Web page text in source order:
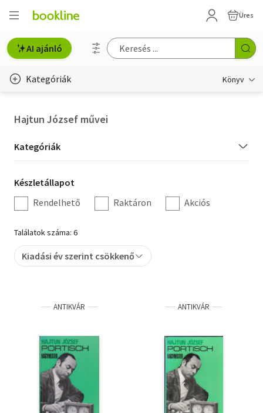
Üres
AI ajánló
Kategóriák Könyv
Hobbi, szabadidő
Irodalom
Művészet
Szakkönyv
Tankönyv, segédkönyv
Társadalomtudomány
Természettudomány
Történelem
Hajtun József művei
Kategória
szűrés
Kategóriák
Készletállapot
szűrés
Készletállapot
Rendelhető
Raktáron Akciós
Találatok száma: 6
Kiadási év szerint csökkenő
ANTIKVÁR ANTIKVÁR